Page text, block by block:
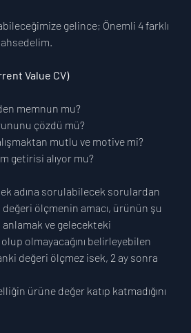
gelince; Önemli 4 farklı
Value CV)
memnun mu?
çözdü mü?
mutlu ve motive mi?
getirisi alıyor mu?
adına sorulabilecek sorulardan
değeri ölçmenin amacı, ürünün şu
ve gelecekteki
olmayacağını belirleyebilen
değeri ölçmez isek, 2 ay sonra
ürüne değer katıp katmadığını